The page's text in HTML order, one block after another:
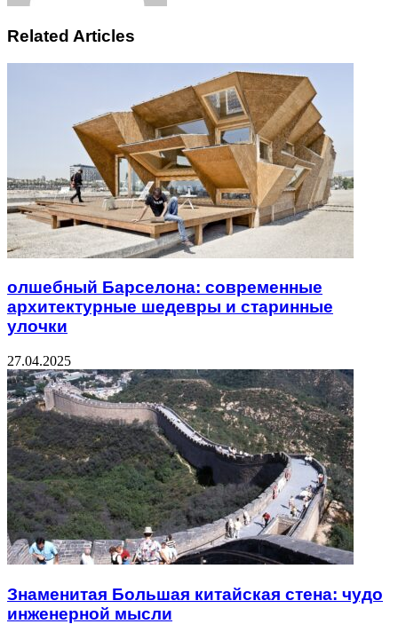
Related Articles
олшебный Барселона: современные
архитектурные шедевры и старинные
улочки
27.04.2025
Знаменитая Большая китайская стена: чудо
инженерной мысли